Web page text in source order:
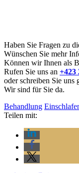
Haben Sie Fragen zu
Wünschen Sie mehr
Können wir Ihnen als
Rufen Sie uns an +423
oder schreiben Sie uns
Wir sind für Sie da.
Behandlung
Teilen mit: